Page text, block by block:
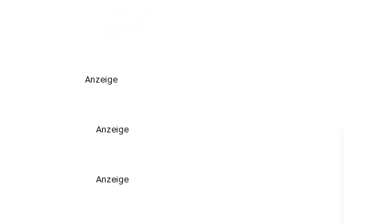
Anzeige
Anzeige
Anzeige